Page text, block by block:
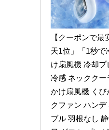
【クーポンで
天1位」「1秒で
け扇風機 冷却
冷感 ネックク
かけ扇風機 くび
クファン ハン
ブル 羽根なし